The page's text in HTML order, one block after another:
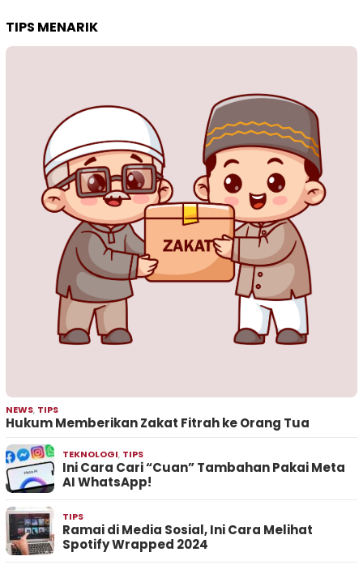
TIPS MENARIK
NEWS, TIPS
Hukum Memberikan Zakat Fitrah ke Orang Tua
TEKNOLOGI, TIPS
Ini Cara Cari “Cuan” Tambahan Pakai Meta
AI WhatsApp!
TIPS
Ramai di Media Sosial, Ini Cara Melihat
Spotify Wrapped 2024